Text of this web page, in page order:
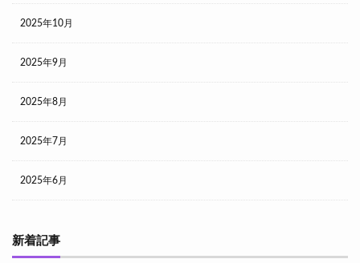
2025年10月
2025年9月
2025年8月
2025年7月
2025年6月
新着記事